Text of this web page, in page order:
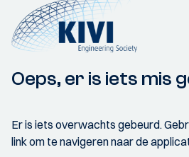
Oeps, er is iets mis
Er is iets overwachts gebeurd.
link om te navigeren naar de